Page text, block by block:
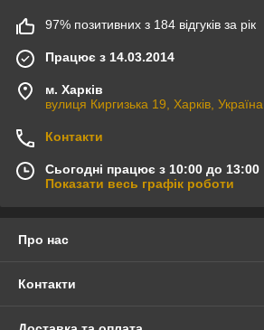
97% позитивних з 184 відгуків за рік
Працює з 14.03.2014
м. Харків
вулиця Киргизька 19, Харків, Україна
Контакти
Сьогодні працює з 10:00 до 13:00
Показати весь графік роботи
Про нас
Контакти